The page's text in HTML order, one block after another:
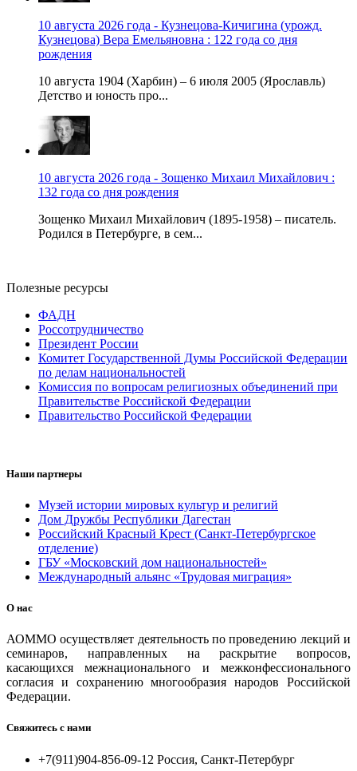
10 августа 2026 года - Кузнецова-Кичигина (урожд.
Кузнецова) Вера Емельяновна : 122 года со дня
рождения
10 августа 1904 (Харбин) – 6 июля 2005 (Ярославль)
Детство и юность про...
10 августа 2026 года - Зощенко Михаил Михайлович :
132 года со дня рождения
Зощенко Михаил Михайлович (1895-1958) – писатель.
Родился в Петербурге, в сем...
Полезные ресурсы
ФАДН
Россотрудничество
Президент России
Комитет Государственной Думы Российской Федерации
по делам национальностей
Комиссия по вопросам религиозных объединений при
Правительстве Российской Федерации
Правительство Российской Федерации
Наши партнеры
Музей истории мировых культур и религий
Дом Дружбы Республики Дагестан
Российский Красный Крест (Санкт-Петербургское
отделение)
ГБУ «Московский дом национальностей»
Международный альянс «Трудовая миграция»
О нас
АОММО осуществляет деятельность по проведению лекций и
семинаров, направленных на раскрытие вопросов,
касающихся межнационального и межконфессионального
согласия и сохранению многообразия народов Российской
Федерации.
Свяжитесь с нами
+7(911)904-856-09-12 Россия, Санкт-Петербург